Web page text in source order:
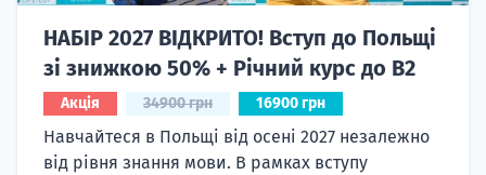
НАБІР 2027 ВІДКРИТО! Вступ до Польщі
зі знижкою 50% + Річний курс до B2
Акція 34900 грн 16900 грн
Навчайтеся в Польщі від осені 2027 незалежно
від рівня знання мови. В рамках вступу